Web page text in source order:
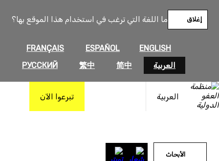
ما اللغة التي ترغب في استخدام هذا الموقع بها؟
ENGLISH
ESPAÑOL
FRANÇAIS
العربية
简中
繁中
РУССКИЙ
إغلاق
العربية تبرعوا الآن
المحتوى
الأبحاث